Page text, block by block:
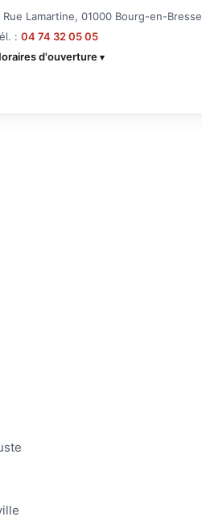
Rue Lamartine, 01000 Bourg-en-Bresse
:04 74 32 05 05
d'ouverture